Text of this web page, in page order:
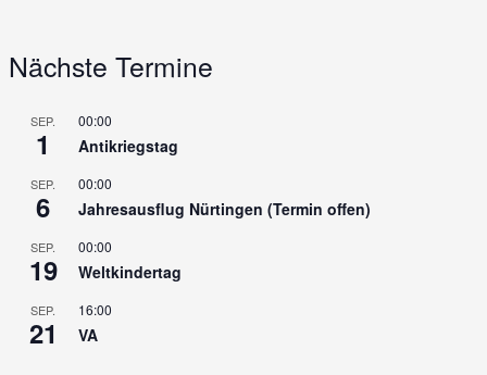
Nächste Termine
SEP.
1
00:00
Antikriegstag
SEP.
6
00:00
Jahresausflug Nürtingen (Termin offen)
SEP.
19
00:00
Weltkindertag
SEP.
21
16:00
VA